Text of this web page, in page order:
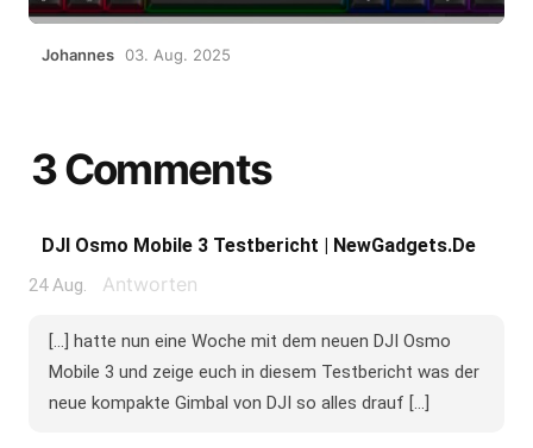
Johannes 03. Aug. 2025
3 Comments
DJI Osmo Mobile 3 Testbericht | NewGadgets.de
24 Aug. Antworten
[…] hatte nun eine Woche mit dem neuen DJI Osmo
Mobile 3 und zeige euch in diesem Testbericht was der
neue kompakte Gimbal von DJI so alles drauf […]